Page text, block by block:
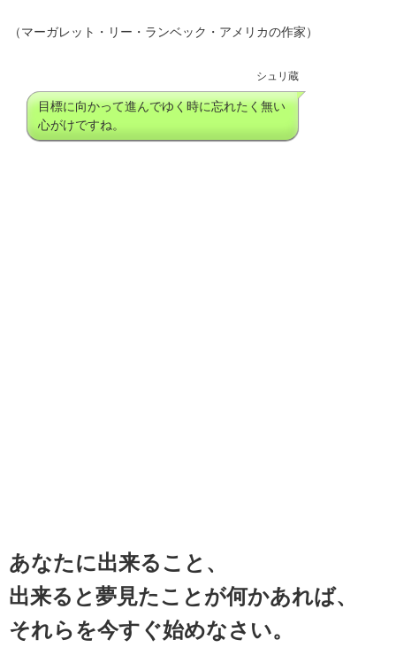
（マーガレット・リー・ランベック・アメリカの作家）
シュリ蔵
目標に向かって進んでゆく時に忘れたく無い
心がけですね。
あなたに出来ること、
出来ると夢見たことが何かあれば、
それらを今すぐ始めなさい。